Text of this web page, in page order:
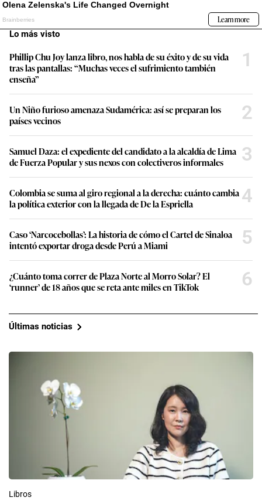
Lo más visto
Phillip Chu Joy lanza libro, nos habla de su éxito y de su vida
tras las pantallas: “Muchas veces el sufrimiento también
enseña”
1
Un Niño furioso amenaza Sudamérica: así se preparan los
países vecinos
2
Samuel Daza: el expediente del candidato a la alcaldía de Lima
de Fuerza Popular y sus nexos con colectiveros informales
3
Colombia se suma al giro regional a la derecha: cuánto cambia
la política exterior con la llegada de De la Espriella
4
Caso ‘Narcocebollas’: La historia de cómo el Cartel de Sinaloa
intentó exportar droga desde Perú a Miami
5
¿Cuánto toma correr de Plaza Norte al Morro Solar? El
‘runner’ de 18 años que se reta ante miles en TikTok
6
Últimas noticias
Libros